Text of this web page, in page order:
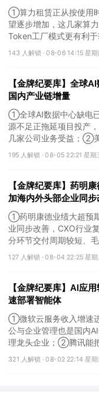
①算力租赁正从按使用
望逐步增加，这几家算
Token工厂模式更有利
至调度、模型适配、计
适配业务的企业也会受
143 人解锁 ·08-06 14:15 星期
【金牌纪要库】全球
国内产业链增量
①全球AI数据中心缺电
源不足正拖延项目投产
几家公司业务受益；②
机更适合规模较大、持
卡产能环节，这家国内
采购规模已经超过上一
业。
195 人解锁 ·08-05 22:21 星期
【金牌纪要库】药明
加海内外头部企业同
扩散，这个上游细分环
后有望快速转化为利润
①药明康德业绩大超预
业同步改善，CXO行业
分环节交付周期较短、
润，率先完成客户认证
显；③相较2019—2021
修复，该环节业绩兑现
127 人解锁 ·08-04 22:25 星期
【金牌纪要库】AI应
速部署智能体
①微软云服务收入增速
公与企业管理也是国内
理龙头企业；②腾讯能
业协同，并保留较强的
力，这几家企业与腾讯
321 人解锁 ·08-02 22:14 星期